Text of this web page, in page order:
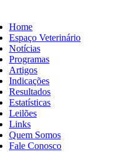
Home
Espaço Veterinário
Notícias
Programas
Artigos
Indicações
Resultados
Estatísticas
Leilões
Links
Quem Somos
Fale Conosco